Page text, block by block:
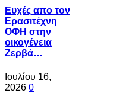
Ευχές απο τον
Ερασιτέχνη
ΟΦΗ στην
οικογένεια
Ζερβά…
Ιουλίου 16,
2026 0